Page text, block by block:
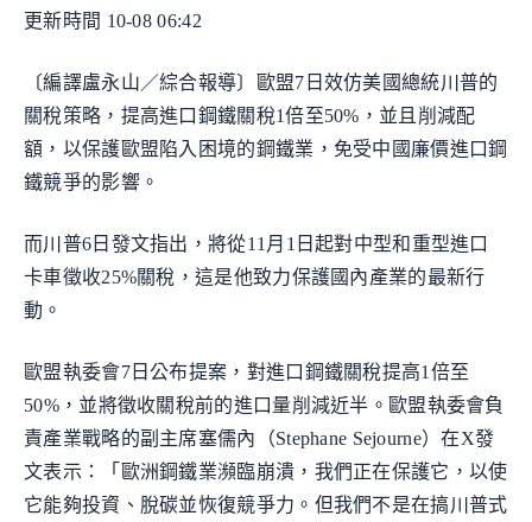
更新時間 10-08 06:42
〔編譯盧永山／綜合報導〕歐盟7日效仿美國總統川普的
關稅策略，提高進口鋼鐵關稅1倍至50%，並且削減配
額，以保護歐盟陷入困境的鋼鐵業，免受中國廉價進口鋼
鐵競爭的影響。
而川普6日發文指出，將從11月1日起對中型和重型進口
卡車徵收25%關稅，這是他致力保護國內產業的最新行
動。
歐盟執委會7日公布提案，對進口鋼鐵關稅提高1倍至
50%，並將徵收關稅前的進口量削減近半。歐盟執委會負
責產業戰略的副主席塞儒內（Stephane Sejourne）在X發
文表示：「歐洲鋼鐵業瀕臨崩潰，我們正在保護它，以使
它能夠投資、脫碳並恢復競爭力。但我們不是在搞川普式